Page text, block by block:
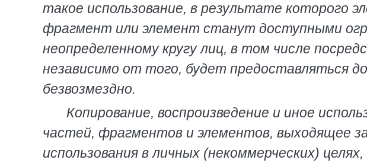
такое использование, в результате которого
фрагмент или элемент станут доступными
неопределенному кругу лиц, в том числе
независимо от того, будет предоставляться
безвозмездно.
Копирование, воспроизведение и иное
частей, фрагментов и элементов, выходящее
использования в личных (некоммерческих) целях,